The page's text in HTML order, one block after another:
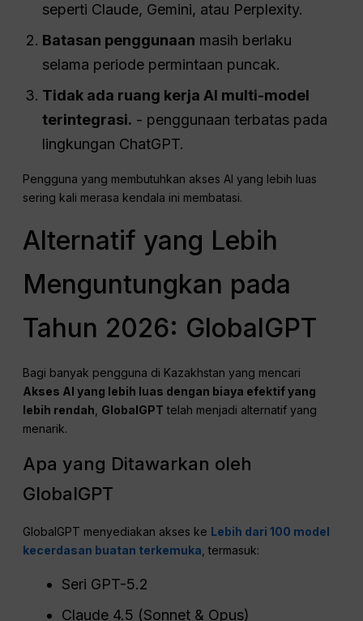
seperti Claude, Gemini, atau Perplexity.
Batasan penggunaan masih berlaku
selama periode permintaan puncak.
Tidak ada ruang kerja AI multi-model
terintegrasi. - penggunaan terbatas pada
lingkungan ChatGPT.
Pengguna yang membutuhkan akses AI yang lebih luas
sering kali merasa kendala ini membatasi.
Alternatif yang Lebih
Menguntungkan pada
Tahun 2026: GlobalGPT
Bagi banyak pengguna di Kazakhstan yang mencari
Akses AI yang lebih luas dengan biaya efektif yang
lebih rendah GlobalGPT telah menjadi alternatif yang
menarik.
Apa yang Ditawarkan oleh
GlobalGPT
GlobalGPT menyediakan akses ke Lebih dari 100 model
kecerdasan buatan terkemuka , termasuk:
Seri GPT-5.2
Claude 4.5 (Sonnet & Opus)